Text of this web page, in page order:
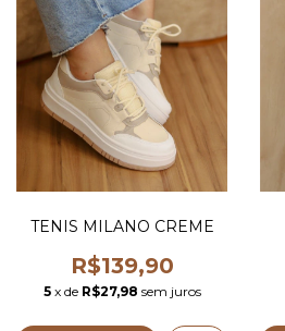
TENIS MILANO CREME
R$139,90
5 x de R$27,98 sem juros